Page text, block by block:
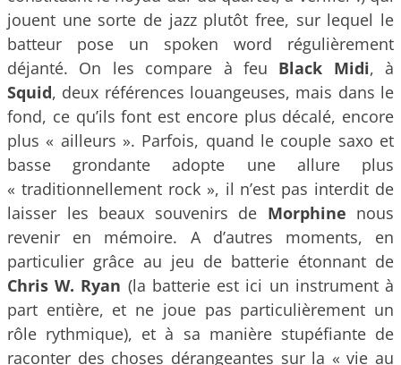
jouent une sorte de jazz plutôt free, sur lequel le
batteur pose un spoken word régulièrement
déjanté. On les compare à feu Black Midi, à
Squid, deux références louangeuses, mais dans le
fond, ce qu’ils font est encore plus décalé, encore
plus « ailleurs ». Parfois, quand le couple saxo et
basse grondante adopte une allure plus
« traditionnellement rock », il n’est pas interdit de
laisser les beaux souvenirs de Morphine nous
revenir en mémoire. A d’autres moments, en
particulier grâce au jeu de batterie étonnant de
Chris W. Ryan (la batterie est ici un instrument à
part entière, et ne joue pas particulièrement un
rôle rythmique), et à sa manière stupéfiante de
raconter des choses dérangeantes sur la « vie au